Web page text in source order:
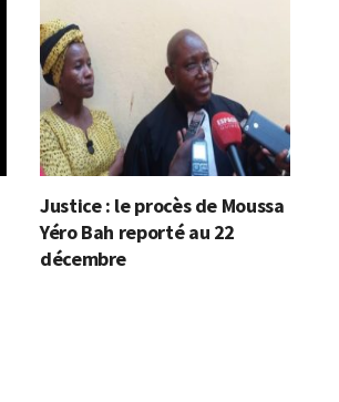
Justice : le procès de Moussa
Yéro Bah reporté au 22
décembre